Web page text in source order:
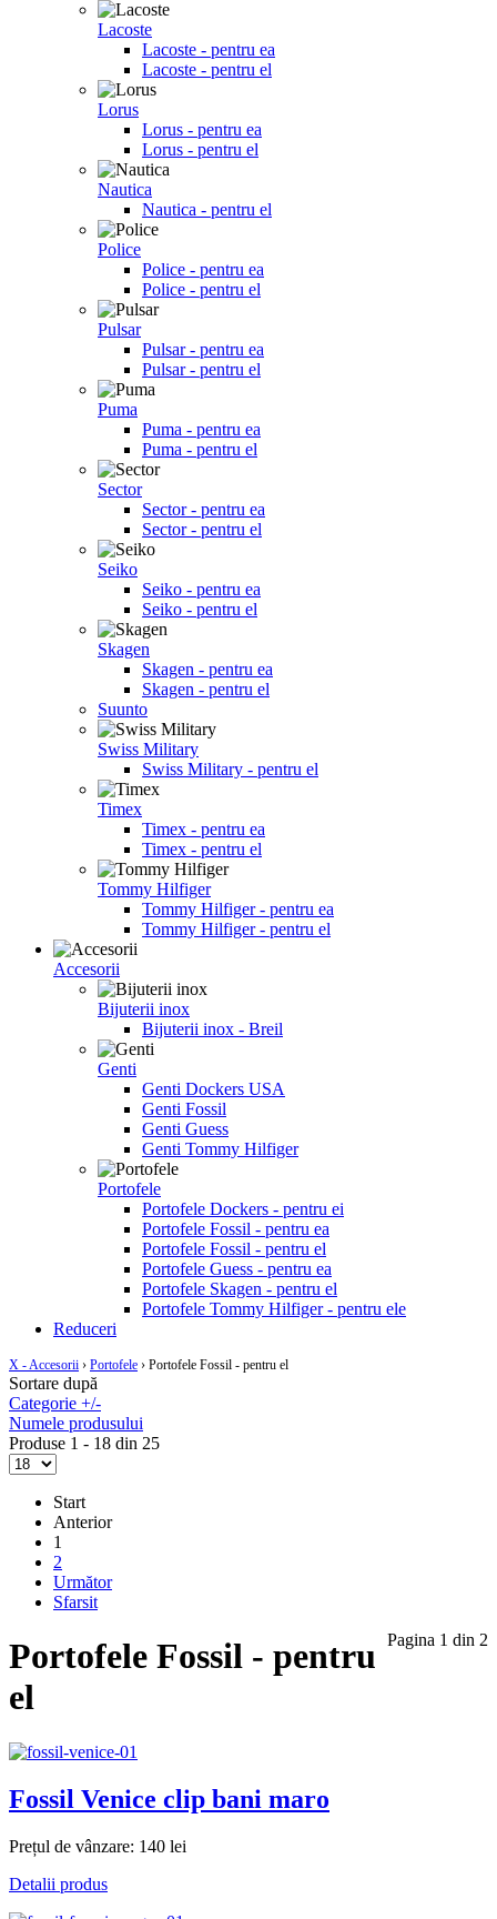
Lacoste
Lacoste - pentru ea
Lacoste - pentru el
Lorus
Lorus - pentru ea
Lorus - pentru el
Nautica
Nautica - pentru el
Police
Police - pentru ea
Police - pentru el
Pulsar
Pulsar - pentru ea
Pulsar - pentru el
Puma
Puma - pentru ea
Puma - pentru el
Sector
Sector - pentru ea
Sector - pentru el
Seiko
Seiko - pentru ea
Seiko - pentru el
Skagen
Skagen - pentru ea
Skagen - pentru el
Suunto
Swiss Military
Swiss Military - pentru el
Timex
Timex - pentru ea
Timex - pentru el
Tommy Hilfiger
Tommy Hilfiger - pentru ea
Tommy Hilfiger - pentru el
Accesorii
Bijuterii inox
Bijuterii inox - Breil
Genti
Genti Dockers USA
Genti Fossil
Genti Guess
Genti Tommy Hilfiger
Portofele
Portofele Dockers - pentru ei
Portofele Fossil - pentru ea
Portofele Fossil - pentru el
Portofele Guess - pentru ea
Portofele Skagen - pentru el
Portofele Tommy Hilfiger - pentru ele
Reduceri
X - Accesorii › Portofele › Portofele Fossil - pentru el
Sortare după
Categorie +/-
Numele produsului
Produse 1 - 18 din 25
Start
Anterior
1
2
Următor
Sfarsit
Pagina 1 din 2
Portofele Fossil - pentru
el
Fossil Venice clip bani maro
Prețul de vânzare: 140 lei
Detalii produs